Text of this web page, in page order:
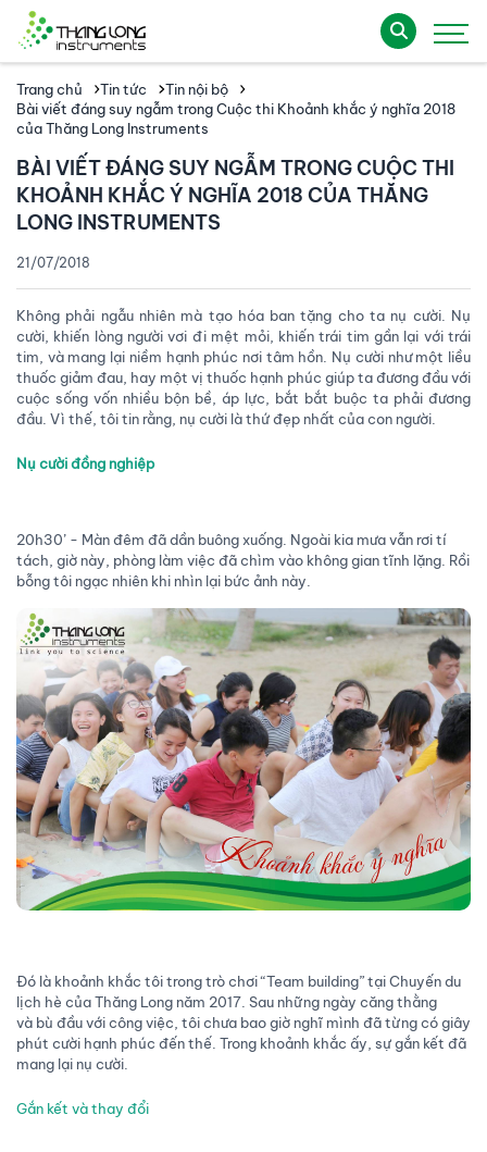
Trang chủ Tin tức
Tin nội bộ
Bài viết đáng suy ngẫm trong Cuộc thi Khoảnh khắc ý nghĩa 2018
của Thăng Long Instruments
BÀI VIẾT ĐÁNG SUY NGẪM TRONG CUỘC THI
KHOẢNH KHẮC Ý NGHĨA 2018 CỦA THĂNG
LONG INSTRUMENTS
21/07/2018
Không phải ngẫu nhiên mà tạo hóa ban tặng cho ta nụ cười. Nụ
cười, khiến lòng người vơi đi mệt mỏi, khiến trái tim gần lại với trái
tim, và mang lại niềm hạnh phúc nơi tâm hồn. Nụ cười như một liều
thuốc giảm đau, hay một vị thuốc hạnh phúc giúp ta đương đầu với
cuộc sống vốn nhiều bộn bề, áp lực, bắt bắt buộc ta phải đương
đầu. Vì thế, tôi tin rằng, nụ cười là thứ đẹp nhất của con người.
Nụ cười đồng nghiệp
20h30’ - Màn đêm đã dần buông xuống. Ngoài kia mưa vẫn rơi tí
tách, giờ này, phòng làm việc đã chìm vào không gian tĩnh lặng. Rồi
bỗng tôi ngạc nhiên khi nhìn lại bức ảnh này.
Đó là khoảnh khắc tôi trong trò chơi “Team building” tại Chuyến du
lịch hè của Thăng Long năm 2017. Sau những ngày căng thằng
và bù đầu với công việc, tôi chưa bao giờ nghĩ mình đã từng có giây
phút cười hạnh phúc đến thế. Trong khoảnh khắc ấy, sự gắn kết đã
mang lại nụ cười.
Gắn kết và thay đổi